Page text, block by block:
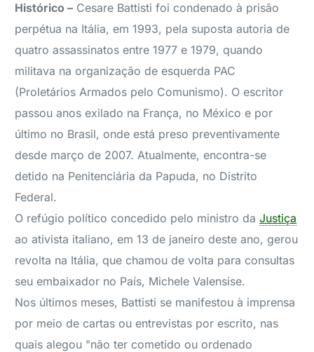
Histórico – Cesare Battisti foi condenado à prisão
perpétua na Itália, em 1993, pela suposta autoria de
quatro assassinatos entre 1977 e 1979, quando
militava na organização de esquerda PAC
(Proletários Armados pelo Comunismo). O escritor
passou anos exilado na França, no México e por
último no Brasil, onde está preso preventivamente
desde março de 2007. Atualmente, encontra-se
detido na Penitenciária da Papuda, no Distrito
Federal.
O refúgio político concedido pelo ministro daJustiça
ao ativista italiano, em 13 de janeiro deste ano, gerou
revolta na Itália, que chamou de volta para consultas
seu embaixador no País, Michele Valensise.
Nos últimos meses, Battisti se manifestou à imprensa
por meio de cartas ou entrevistas por escrito, nas
quais alegou "não ter cometido ou ordenado